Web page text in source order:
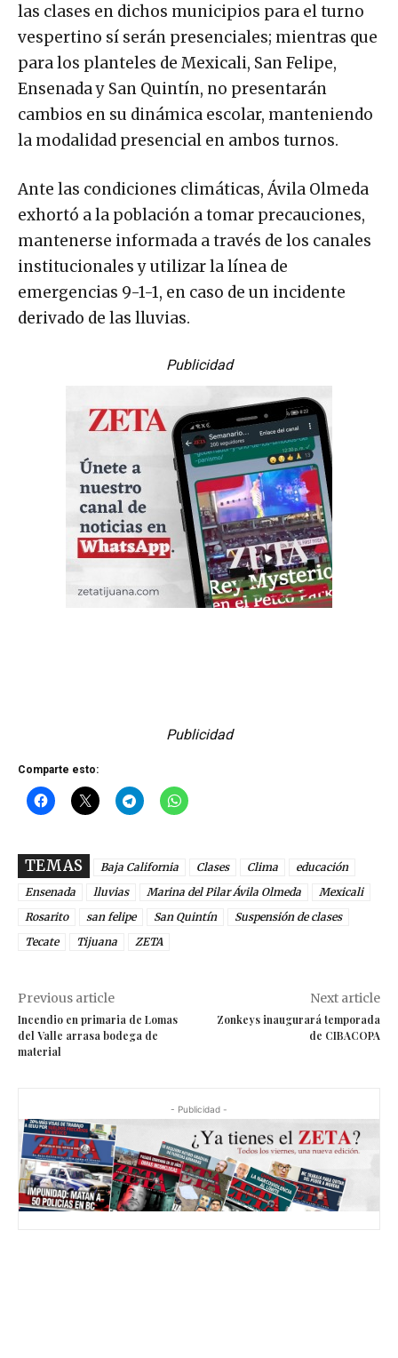
las clases en dichos municipios para el turno
vespertino sí serán presenciales; mientras que
para los planteles de Mexicali, San Felipe,
Ensenada y San Quintín, no presentarán
cambios en su dinámica escolar, manteniendo
la modalidad presencial en ambos turnos.
Ante las condiciones climáticas, Ávila Olmeda
exhortó a la población a tomar precauciones,
mantenerse informada a través de los canales
institucionales y utilizar la línea de
emergencias 9-1-1, en caso de un incidente
derivado de las lluvias.
Publicidad
Publicidad
Comparte esto:
TEMAS Baja California Clases Clima
educación
Ensenada
lluvias Marina del Pilar Ávila Olmeda
Mexicali
Rosarito
san felipe San Quintín
Suspensión de clases
Tecate
Tijuana ZETA
Previous article
Incendio en primaria de Lomas
del Valle arrasa bodega de
material
Next article
Zonkeys inaugurará temporada
de CIBACOPA
- Publicidad -